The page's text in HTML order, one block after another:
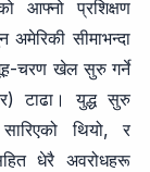
आफ्नो प्रशिक्षण
सीमाभन्दा
चरण खेल सुरु गर्ने
टाढा। युद्ध सुरु
थियो, र
धेरै अवरोधहरू